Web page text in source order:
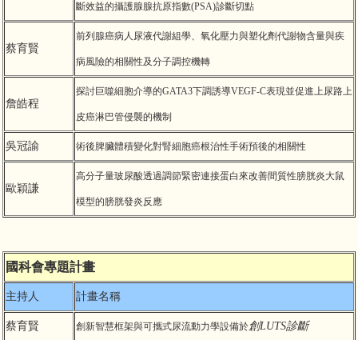
斷效益的攝護腺腺抗原指數(PSA)診斷切點
蔡育賢
前列腺癌病人尿液代謝組學、氧化壓力與塑化劑代謝物含量與疾
病風險的相關性及分子調控機轉
詹皓程
探討巨噬細胞介導的GATA3下調誘導VEGF-C表現並促進上尿路上
皮癌淋巴管侵襲的機制
吳冠諭 術後脾臟體積變化對腎細胞癌根治性手術預後的相關性
歐穎謙
高分子量玻尿酸透過調節緊密連接蛋白來改善間質性膀胱炎大鼠
模型的膀胱發炎反應
國科會專題計畫
主持人 計畫名稱
蔡育賢 創新智慧框架與可攜式尿流動力學設備於創LUTS診斷